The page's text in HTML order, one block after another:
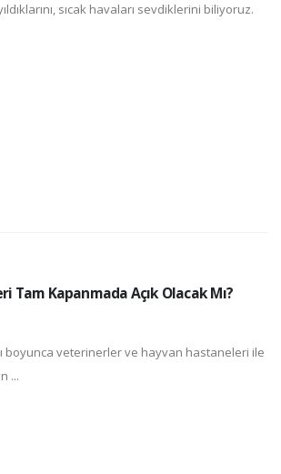
sıcak havaları sevdiklerini biliyoruz.
Tam Kapanmada Açık Olacak Mı?
boyunca veterinerler ve hayvan hastaneleri ile
...